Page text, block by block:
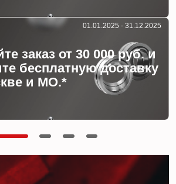
заказ от 30 000 руб. и
бесплатную доставку
и МО.*
01.01.2025 - 31.12.2025